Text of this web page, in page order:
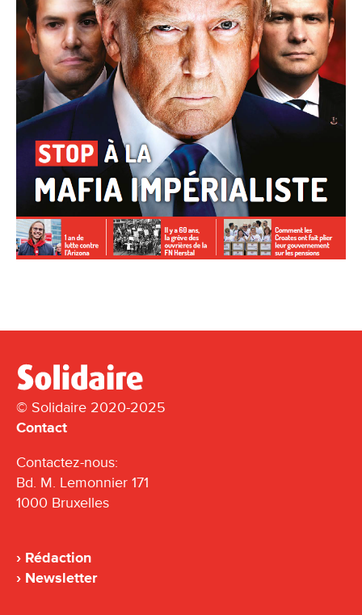
© Solidaire 2020-2025
Contact
Contactez-nous:
Bd. M. Lemonnier 171
1000 Bruxelles
Rédaction
Newsletter